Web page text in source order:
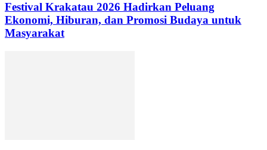
Festival Krakatau 2026 Hadirkan Peluang
Ekonomi, Hiburan, dan Promosi Budaya untuk
Masyarakat